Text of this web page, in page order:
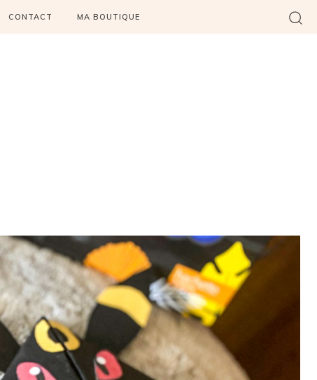
CONTACT MA BOUTIQUE